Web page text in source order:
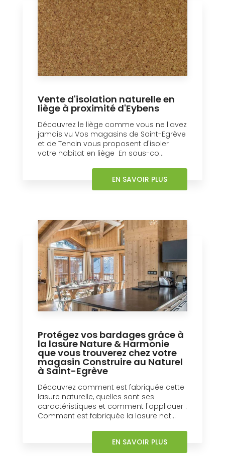
Vente d'isolation naturelle en
liège à proximité d'Eybens
Découvrez le liège comme vous ne l'avez
jamais vu Vos magasins de Saint-Egrève
et de Tencin vous proposent d'isoler
votre habitat en liège En sous-co...
EN SAVOIR PLUS
Protégez vos bardages grâce à
la lasure Nature & Harmonie
que vous trouverez chez votre
magasin Construire au Naturel
à Saint-Egrève
Découvrez comment est fabriquée cette
lasure naturelle, quelles sont ses
caractéristiques et comment l'appliquer :
Comment est fabriquée la lasure nat...
EN SAVOIR PLUS